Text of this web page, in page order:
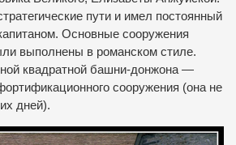
пути и имел постоянный
Основные сооружения
выполнены в романском стиле.
квадратной башни-донжона —
сооружения (она не
дней).